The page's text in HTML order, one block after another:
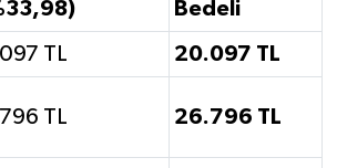
Bedeli
TL 20.097 TL
TL 26.796 TL